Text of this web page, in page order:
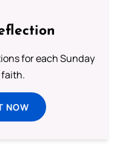
for each Sunday
NOW